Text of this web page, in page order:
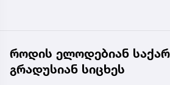
როდის ელოდებიან
გრადუსიან სიცხეს